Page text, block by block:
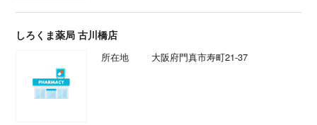
しろくま薬局 古川橋店
所在地 大阪府門真市寿町21-37